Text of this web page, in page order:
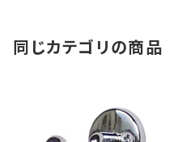
同じカテゴリの商品